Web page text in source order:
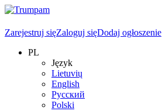
Zarejestruj sięZaloguj sięDodaj ogłoszenie
PL
Język
Lietuvių
English
Русский
Polski